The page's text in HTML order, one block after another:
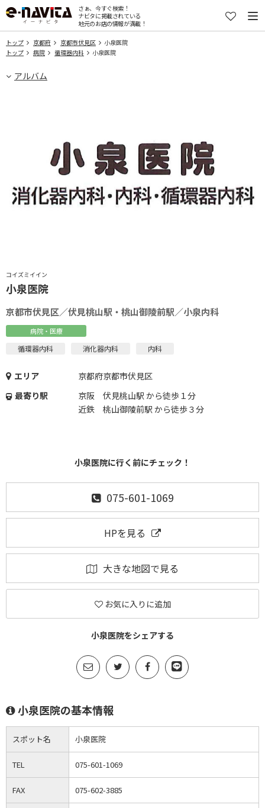
さぁ、今すぐ検索！
ナビタに掲載されている
地元のお店の情報が満載！
トップ 京都府 京都市伏見区
小泉医院
トップ
病院 循環器内科 小泉医院
アルバム
コイズミイイン
小泉医院
京都市伏見区／伏見桃山駅・桃山御陵前駅／小泉内科
病院・医療
循環器内科 消化器内科 内科
エリア
京都府京都市伏見区
最寄り駅
京阪 伏見桃山駅 から徒歩１分
近鉄 桃山御陵前駅 から徒歩３分
小泉医院に行く前にチェック！
075-601-1069
HPを見る
大きな地図で見る
お気に入りに追加
小泉医院をシェアする
小泉医院の基本情報
スポット名 小泉医院
TEL 075-601-1069
FAX 075-602-3885